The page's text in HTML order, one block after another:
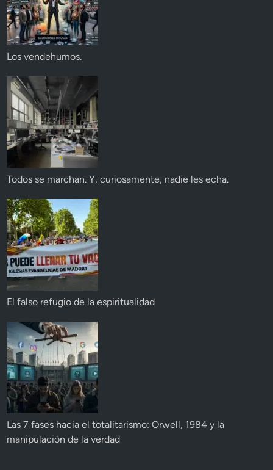
Los vendehumos.
Todos se marchan. Y, curiosamente, nadie les echa.
El falso refugio de la espiritualidad
Las 7 fases hacia el totalitarismo: Orwell, 1984 y la
manipulación de la verdad